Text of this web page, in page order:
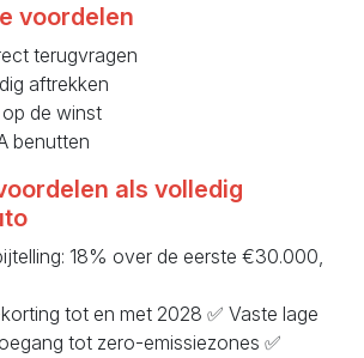
voordelen
terugvragen
aftrekken
de winst
benutten
als volledig
18% over de eerste €30.000,
tot en met 2028 ✅ Vaste lage
tot zero-emissiezones ✅